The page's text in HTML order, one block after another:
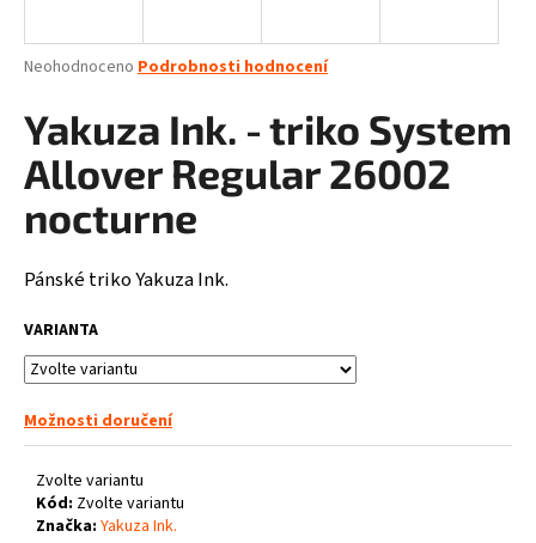
Průměrné
produktu
je
0,0
z
hvězdiček.
Neohodnoceno Podrobnosti hodnocení
Yakuza Ink. - triko System
Allover Regular 26002
nocturne
Pánské triko Yakuza Ink.
VARIANTA
Možnosti doručení
Zvolte variantu
Kód: Zvolte variantu
Značka: Yakuza Ink.
j
t
?
HLEDAT
D
o
p
u